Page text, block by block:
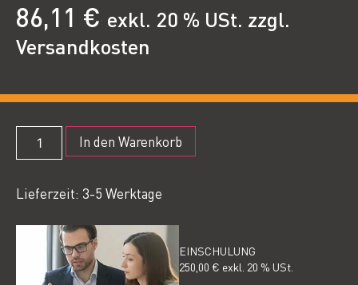
86,11 € exkl. 20 % USt. zzgl.
Versandkosten
In den Warenkorb
Lieferzeit: 3-5 Werktage
EINSCHULUNG
250,00 € exkl. 20 % USt.